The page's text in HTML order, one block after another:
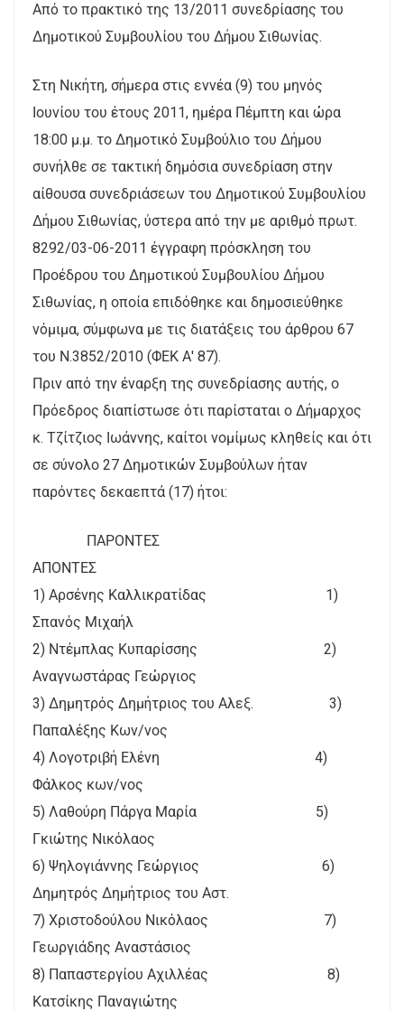
Από το πρακτικό της 13/2011 συνεδρίασης του
Δημοτικού Συμβουλίου του Δήμου Σιθωνίας.
Στη Νικήτη, σήμερα στις εννέα (9) του μηνός
Ιουνίου του έτους 2011, ημέρα Πέμπτη και ώρα
18:00 μ.μ. το Δημοτικό Συμβούλιο του Δήμου
συνήλθε σε τακτική δημόσια συνεδρίαση στην
αίθουσα συνεδριάσεων του Δημοτικού Συμβουλίου
Δήμου Σιθωνίας, ύστερα από την με αριθμό πρωτ.
8292/03-06-2011 έγγραφη πρόσκληση του
Προέδρου του Δημοτικού Συμβουλίου Δήμου
Σιθωνίας, η οποία επιδόθηκε και δημοσιεύθηκε
νόμιμα, σύμφωνα με τις διατάξεις του άρθρου 67
του Ν.3852/2010 (ΦΕΚ Α' 87).
Πριν από την έναρξη της συνεδρίασης αυτής, ο
Πρόεδρος διαπίστωσε ότι παρίσταται ο Δήμαρχος
κ. Τζίτζιος Ιωάννης, καίτοι νομίμως κληθείς και ότι
σε σύνολο 27 Δημοτικών Συμβούλων ήταν
παρόντες δεκαεπτά (17) ήτοι:
ΠΑΡΟΝΤΕΣ
ΑΠΟΝΤΕΣ
1) Αρσένης Καλλικρατίδας 1)
Σπανός Μιχαήλ
2) Ντέμπλας Κυπαρίσσης 2)
Αναγνωστάρας Γεώργιος
3) Δημητρός Δημήτριος του Αλεξ. 3)
Παπαλέξης Κων/νος
4) Λογοτριβή Ελένη 4)
Φάλκος κων/νος
5) Λαθούρη Πάργα Μαρία 5)
Γκιώτης Νικόλαος
6) Ψηλογιάννης Γεώργιος 6)
Δημητρός Δημήτριος του Αστ.
7) Χριστοδούλου Νικόλαος 7)
Γεωργιάδης Αναστάσιος
8) Παπαστεργίου Αχιλλέας 8)
Κατσίκης Παναγιώτης